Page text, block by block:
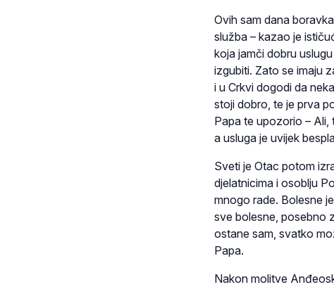
Ovih sam dana
služba – kazao je
koja jamči dobru
izgubiti. Zato se imaju
i u Crkvi dogodi da
stoji dobro, te je prva
Papa te upozorio – Ali,
a usluga je uvijek
Sveti je Otac potom
djelatnicima i osoblju
mnogo rade. Bolesne
sve bolesne, posebno
ostane sam, svatko
Papa.
Nakon molitve